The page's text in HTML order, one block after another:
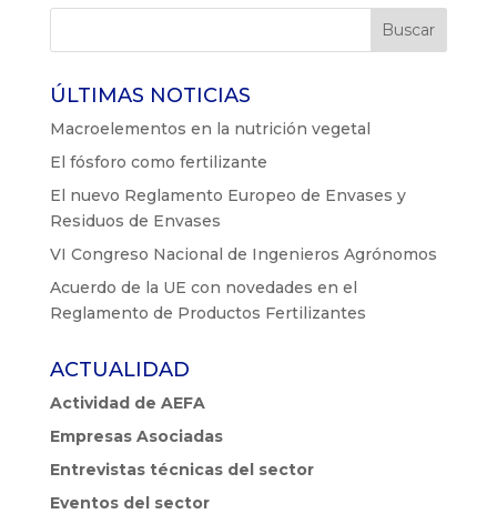
ÚLTIMAS NOTICIAS
Macroelementos en la nutrición vegetal
El fósforo como fertilizante
El nuevo Reglamento Europeo de Envases y
Residuos de Envases
VI Congreso Nacional de Ingenieros Agrónomos
Acuerdo de la UE con novedades en el
Reglamento de Productos Fertilizantes
ACTUALIDAD
Actividad de AEFA
Empresas Asociadas
Entrevistas técnicas del sector
Eventos del sector